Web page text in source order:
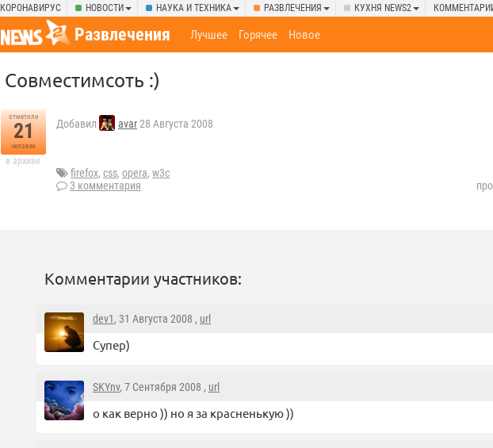
КОРОНАВИРУС НОВОСТИ НАУКА И ТЕХНИКА РАЗВЛЕЧЕНИЯ КУХНЯ NEWS2
Развлечения Лучшее Горячее Новое
Совместимсоть :)
отметили
21
человек
в архиве
Добавил avar28 Августа 2008
firefox, css, opera, w3c
3 комментария
Комментарии участников:
dev1, 31 Августа 2008 , url
Супер)
SKYnv, 7 Сентября 2008 , url
о как верно )) но я за красненькую ))